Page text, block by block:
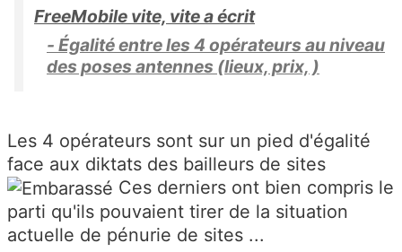
FreeMobile vite, vite a écrit
- Égalité entre les 4 opérateurs au niveau
des poses antennes (lieux, prix, )
Les 4 opérateurs sont sur un pied d'égalité
face aux diktats des bailleurs de sites
Ces derniers ont bien compris le
parti qu'ils pouvaient tirer de la situation
actuelle de pénurie de sites ...